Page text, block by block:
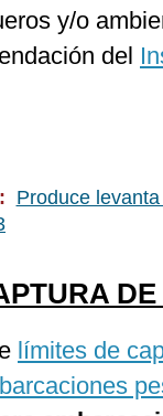
y/o
del
Produce
límites de